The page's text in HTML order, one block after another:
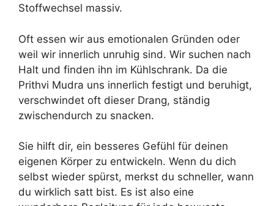
Stoffwechsel massiv.
Oft essen wir aus emotionalen Gründen oder
weil wir innerlich unruhig sind. Wir suchen nach
Halt und finden ihn im Kühlschrank. Da die
Prithvi Mudra uns innerlich festigt und beruhigt,
verschwindet oft dieser Drang, ständig
zwischendurch zu snacken.
Sie hilft dir, ein besseres Gefühl für deinen
eigenen Körper zu entwickeln. Wenn du dich
selbst wieder spürst, merkst du schneller, wann
du wirklich satt bist. Es ist also eine